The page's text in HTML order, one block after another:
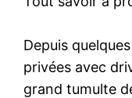
Depuis
privées avec
grand tumulte